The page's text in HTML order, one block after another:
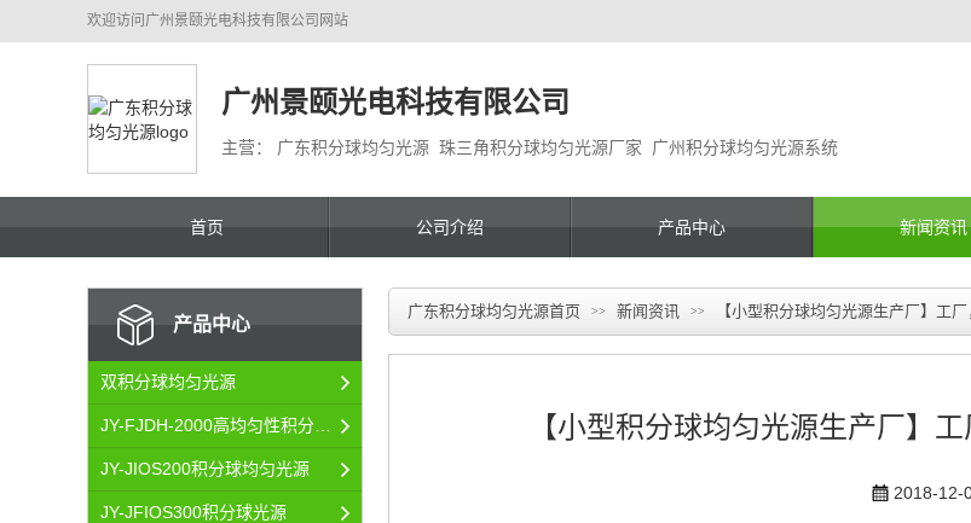
欢迎访问 广州景颐光电科技有限公司 网站
广州景颐光电科技有限公司
主营： 广东积分球均匀光源 珠三角积分球均匀光源厂家 广州积分球均匀光源系统
首页 公司介绍 产品中心 新闻资讯
产品中心
双积分球均匀光源
JY-JIOS200积分球均匀光源
JY-JFIOS300积分球光源
广东积分球均匀光源首页 >> 新闻资讯 >> 【小型积分球均匀光源生产厂】工
【小型积分球均匀光源生产厂】
2018-12-